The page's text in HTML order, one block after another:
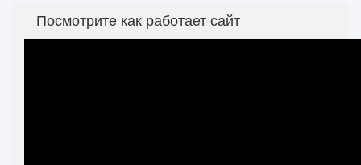
Посмотрите как работает сайт